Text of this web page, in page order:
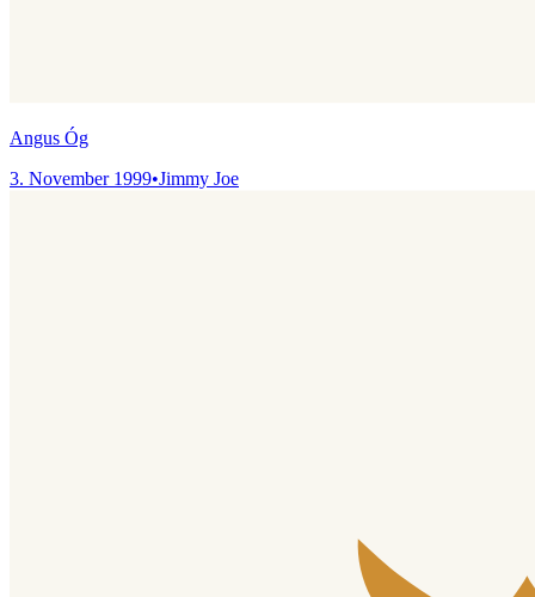
Angus Óg
3. November 1999•Jimmy Joe